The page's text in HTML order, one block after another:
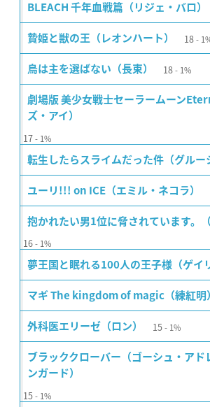
BLEACH 千年血戦篇（リジェ・バロ）
贄姫と獣の王（レオンハート） 18
烏は主を選ばない（長束） 18 1%
劇場版 美少女戦士セーラームーン
ズ・アイ）
17 1%
転生したらスライムだった件（グルー
ユーリ!!! on ICE（エミル・ネコラ）
抱かれたい男1位に脅されています。
16 1%
夢王国と眠れる100人の王子様（ゲイ
マギ The kingdom of magic（練紅明
外科医エリーゼ（ロン） 15 1%
ブラッククローバー（ゴーシュ・アド
ンガード）
15 1%